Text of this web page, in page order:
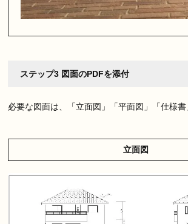
ステップ3 図面のPDFを添付
必要な図面は、「立面図」「平面図」「仕様書
立面図